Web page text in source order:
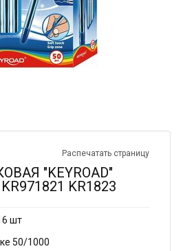
Распечатать страницу
"KEYROAD"
KR1823
шт
50/1000